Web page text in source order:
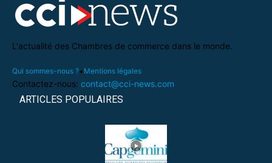
L'actualité des Chambres de commerce dans le monde.
Qui sommes-nous ?• Mentions légales
Contactez-nous: contact@cci-news.com
ARTICLES POPULAIRES